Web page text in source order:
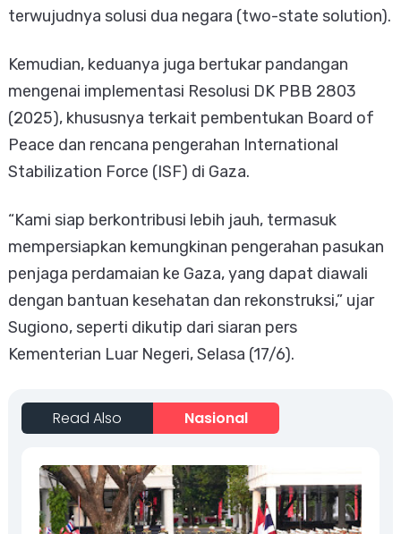
terwujudnya solusi dua negara (two-state solution).
Kemudian, keduanya juga bertukar pandangan
mengenai implementasi Resolusi DK PBB 2803
(2025), khususnya terkait pembentukan Board of
Peace dan rencana pengerahan International
Stabilization Force (ISF) di Gaza.
“Kami siap berkontribusi lebih jauh, termasuk
mempersiapkan kemungkinan pengerahan pasukan
penjaga perdamaian ke Gaza, yang dapat diawali
dengan bantuan kesehatan dan rekonstruksi,” ujar
Sugiono, seperti dikutip dari siaran pers
Kementerian Luar Negeri, Selasa (17/6).
Read Also Nasional